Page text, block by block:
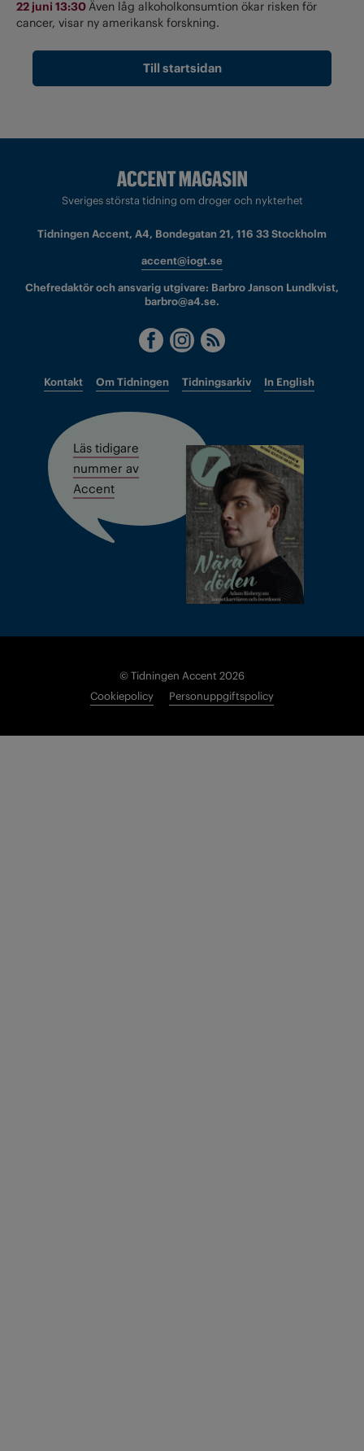
22 juni 13:30Även låg alkoholkonsumtion ökar risken för
cancer, visar ny amerikansk forskning.
Till startsidan
Sveriges största tidning om droger och nykterhet
Tidningen Accent, A4, Bondegatan 21, 116 33 Stockholm
accent@iogt.se
Chefredaktör och ansvarig utgivare: Barbro Janson Lundkvist,
barbro@a4.se.
Kontakt Om Tidningen Tidningsarkiv In English
Läs tidigare
nummer av
Accent
© Tidningen Accent 2026
Cookiepolicy
Personuppgiftspolicy